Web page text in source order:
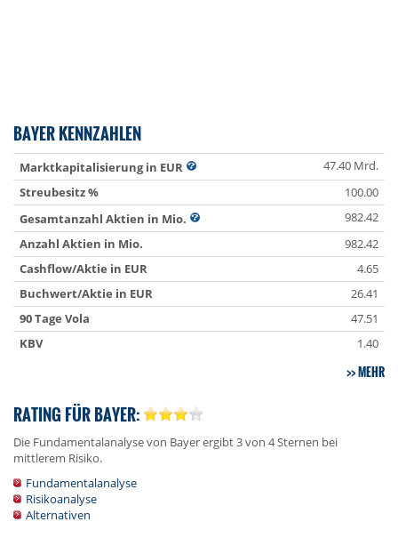
BAYER KENNZAHLEN
Marktkapitalisierung in EUR
47.40 Mrd.
Streubesitz %
100.00
Gesamtanzahl Aktien in Mio.
982.42
Anzahl Aktien in Mio.
982.42
Cashflow/Aktie in EUR
4.65
Buchwert/Aktie in EUR
26.41
90 Tage Vola
47.51
KBV
1.40
MEHR
RATING FÜR BAYER:
Die Fundamentalanalyse von Bayer ergibt 3 von 4 Sternen bei
mittlerem Risiko.
Fundamentalanalyse
Risikoanalyse
Alternativen